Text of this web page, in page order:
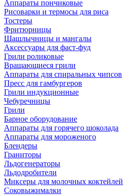
Аппараты пончиковые
Рисоварки и термосы для риса
Тостеры
Фритюрницы
Шашлычницы и мангалы
Аксессуары для фаст-фуд
Грили роликовые
Вращающиеся грили
Аппараты для спиральных чипсов
Пресс для гамбургеров
Грили индукционные
Чебуречницы
Грили
Барное оборудование
Аппараты для горячего шоколада
Аппараты для мороженого
Блендеры
Граниторы
Льдогенераторы
Льдодробители
Миксеры для молочных коктейлей
Соковыжималки